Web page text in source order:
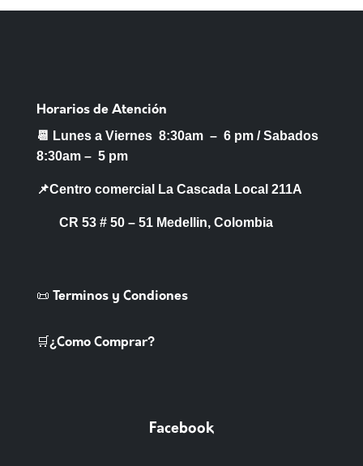
Horarios de Atención
📆 Lunes a Viernes 8:30am – 6 pm /Sabados
8:30am – 5 pm
📌Centro comercial La Cascada Local 211A
CR 53 # 50 – 51 Medellin, Colombia
📜 Terminos y Condiones
🛒¿Como Comprar?
Facebook